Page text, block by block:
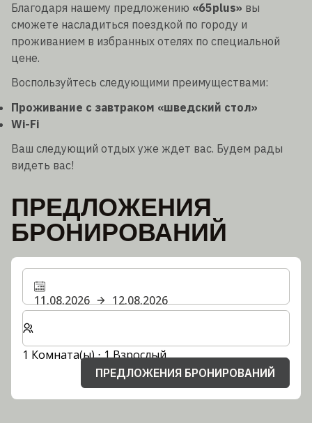
Благодаря нашему предложению «65plus» вы
сможете насладиться поездкой по городу и
проживанием в избранных отелях по специальной
цене.
Воспользуйтесь следующими преимуществами:
Проживание с завтраком «шведский стол»
Wi-Fi
Ваш следующий отдых уже ждет вас. Будем рады
видеть вас!
ПРЕДЛОЖЕНИЯ
БРОНИРОВАНИЙ
11.08.2026
12.08.2026
Выберите количество комнат и гостей для вашего
1 Комната(ы) ⋅ 1 Взрослый
ПРЕДЛОЖЕНИЯ БРОНИРОВАНИЙ